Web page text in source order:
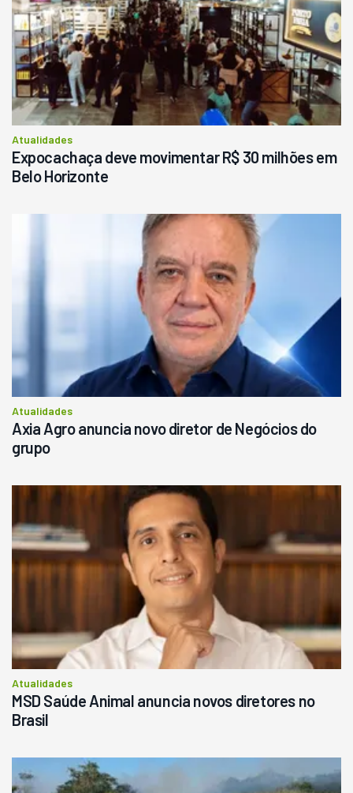
R$ 145.000
Consultar
Atualidades
Expocachaça deve movimentar R$ 30 milhões em
Belo Horizonte
Atualidades
Axia Agro anuncia novo diretor de Negócios do
grupo
Atualidades
MSD Saúde Animal anuncia novos diretores no
Brasil